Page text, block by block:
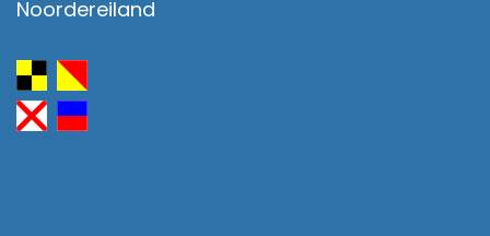
Noordereiland